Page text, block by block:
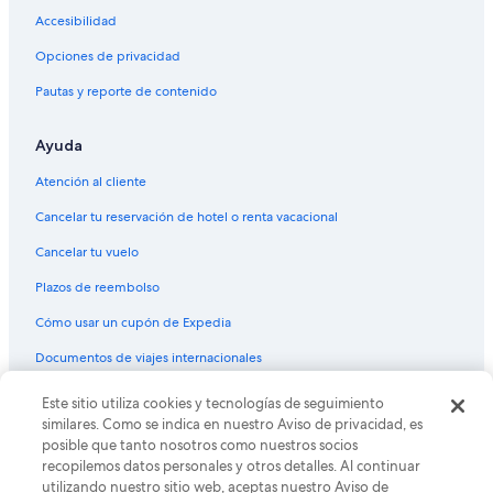
Vuelos de McAllen (MFE) a Nueva York (LGA)
Vuelos de Managua (MGA) a Nueva York (LGA)
Vuelos de Miami (MIA) a Nueva York (LGA)
Vuelos de Nueva Orleans (MSY) a Nueva York (LGA)
Vuelos de Myrtle Beach (MYR) a Nueva York (LGA)
Vuelos de Oakland (OAK) a Nueva York (LGA)
Vuelos de Oklahoma City (OKC) a Nueva York (LGA)
Vuelos de Omaha (OMA) a Nueva York (LGA)
Vuelos de West Palm Beach (PBI) a Nueva York (LGA)
Vuelos de Piedras Negras (PDS) a Nueva York (LGA)
Vuelos de Pasco (PSC) a Nueva York (LGA)
Vuelos de Ponce (PSE) a Nueva York (LGA)
Vuelos de Panamá (PTY) a Nueva York (LGA)
Accesibilidad
Opciones de privacidad
Pautas y reporte de contenido
Ayuda
Atención al cliente
Cancelar tu reservación de hotel o renta vacacional
Cancelar tu vuelo
Plazos de reembolso
Cómo usar un cupón de Expedia
Documentos de viajes internacionales
© 2026 Expedia, Inc., una empresa de Expedia Group. Todos los
derechos reservados. Expedia y el logo de Expedia son marcas
registradas o marcas comerciales de Expedia, Inc. CST# 2029030-50.
Este sitio utiliza cookies y tecnologías de seguimiento
similares. Como se indica en nuestro Aviso de privacidad, es
posible que tanto nosotros como nuestros socios
recopilemos datos personales y otros detalles. Al continuar
utilizando nuestro sitio web, aceptas nuestro Aviso de